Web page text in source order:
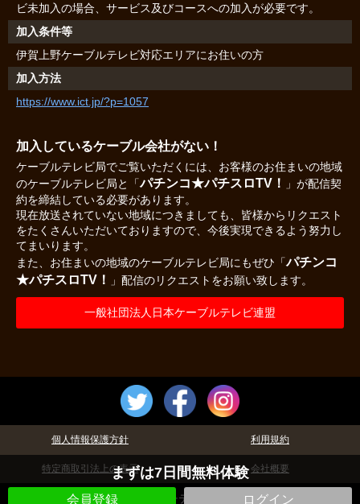
まずは7日間無料体験
会員登録 ログイン
ビ未加入の場合、サービス及びコースへの加入が必要です。
加入条件等
伊賀上野ケーブルテレビ対応エリアにお住いの方
加入方法
https://www.ict.jp/?p=1057
加入しているケーブル会社がない！
ケーブルテレビ局でご覧いただくには、お客様のお住まいの地域
のケーブルテレビ局と「パチンコ★パチスロTV！
」が配信契
約を締結している必要があります。
現在放送されていない地域につきましても、皆様からリクエスト
をたくさんいただいておりますので、今後実現できるよう努力し
てまいります。
また、お住まいの地域のケーブルテレビ局にもぜひ「パチンコ
★パチスロTV！
」配信のリクエストをお願い致します。
一般社団法人日本ケーブルテレビ連盟
個人情報保護方針 利用規約
特定商取引法上の表示 会社概要
©パチテレ！